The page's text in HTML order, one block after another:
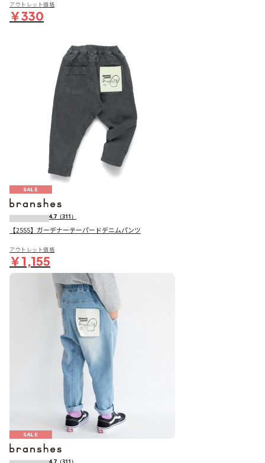
アウトレット価格
￥330
SALE
4.7 （311）
【25SS】ガーデナーテーパードデニムパンツ
アウトレット価格
￥1,155
SALE
4.7 （311）